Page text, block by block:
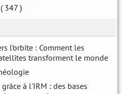
( 347 )
l’orbite : Comment les
transforment le monde
à l'IRM : des bases